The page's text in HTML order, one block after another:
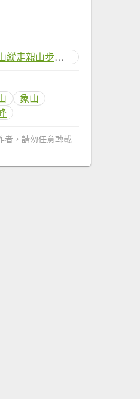
南港山縱走親山步道(拇指山、南港山、象山、九五峰)
象山
者，請勿任意轉載